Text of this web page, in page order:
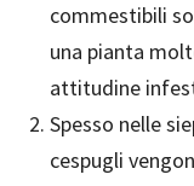
commestibili
una pianta
attitudine
Spesso nelle
cespugli